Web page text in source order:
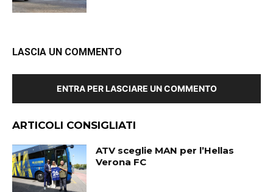
LASCIA UN COMMENTO
ENTRA PER LASCIARE UN COMMENTO
ARTICOLI CONSIGLIATI
ATV sceglie MAN per l’Hellas
Verona FC